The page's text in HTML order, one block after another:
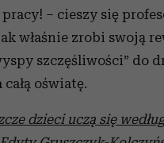
– cieszy się
właśnie zrobi swoją
szczęśliwości” do
oświatę.
dzieci uczą się